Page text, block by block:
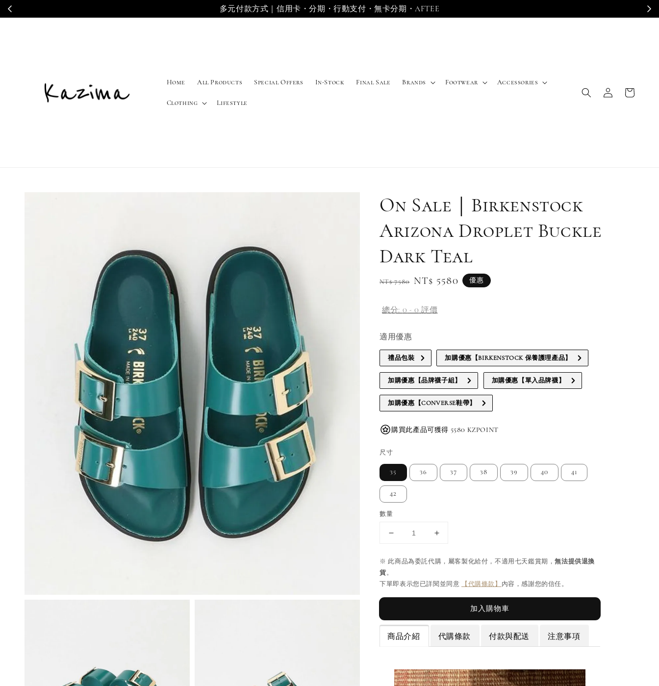
多元付款方式｜信用卡・分期・行動支付・無卡分期・AFTEE
Home All Products Special Offers In-Stock Final Sale Brands Footwear Accessories
Clothing Lifestyle
On Sale｜Birkenstock
Arizona Droplet Buckle
Dark Teal
Regular
NT$ 7580 Sale
NT$ 5580 優惠
總分: 0 -0 評價
適用優惠
禮品包裝 加購優惠【BIRKENSTOCK 保養護理產品】
加購優惠【品牌襪子組】 加購優惠【單入品牌襪】
加購優惠【CONVERSE鞋帶】
購買此產品可獲得 5580 KZPOINT
尺寸
35 36 37 38 39 40 41
42
數量
※ 此商品為委託代購，屬客製化給付，不適用七天鑑賞期，無法提供退換
貨。
下單即表示您已詳閱並同意
【代購條款】 內容，感謝您的信任。
加入購物車
商品介紹 代購條款 付款與配送 注意事項